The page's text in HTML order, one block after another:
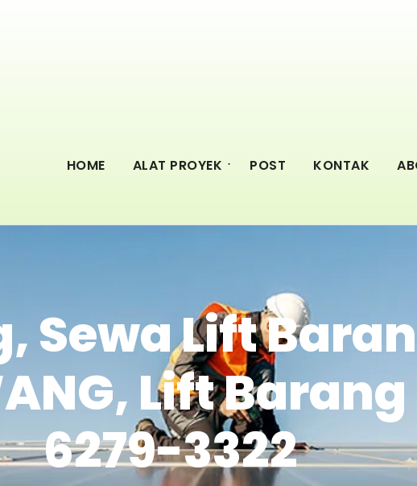
HOME ALAT PROYEK POST KONTAK
Sewa Lift
Lift Barang
6279-3322